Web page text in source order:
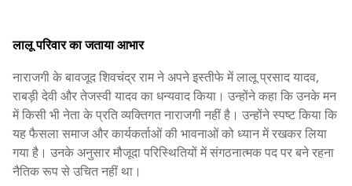
लालू परिवार का जताया आभार
नाराजगी के बावजूद शिवचंद्र राम ने अपने इस्तीफे में लालू प्रसाद यादव,
राबड़ी देवी और तेजस्वी यादव का धन्यवाद किया। उन्होंने कहा कि उनके मन
में किसी भी नेता के प्रति व्यक्तिगत नाराजगी नहीं है। उन्होंने स्पष्ट किया कि
यह फैसला समाज और कार्यकर्ताओं की भावनाओं को ध्यान में रखकर लिया
गया है। उनके अनुसार मौजूदा परिस्थितियों में संगठनात्मक पद पर बने रहना
नैतिक रूप से उचित नहीं था।